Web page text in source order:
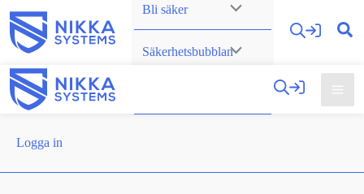
Hoppa
till
innehåll
Bli säker
Säkerhetsbubblan
Logga in